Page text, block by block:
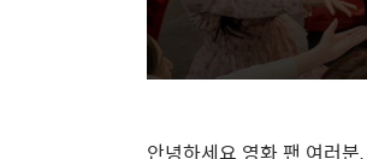
안녕하세요 영화 팬 여러분,